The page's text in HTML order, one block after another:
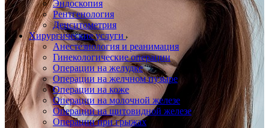
Эндоскопия
Рентгенология
Денситометрия
Хирургические услуги
Анестезиология и реанимация
Гинекологические операции
Операции на желудке
Операции на желчном пузыре
Операции на коже
Операции на молочной железе
Операции на щитовидной железе
Операции при грыжах